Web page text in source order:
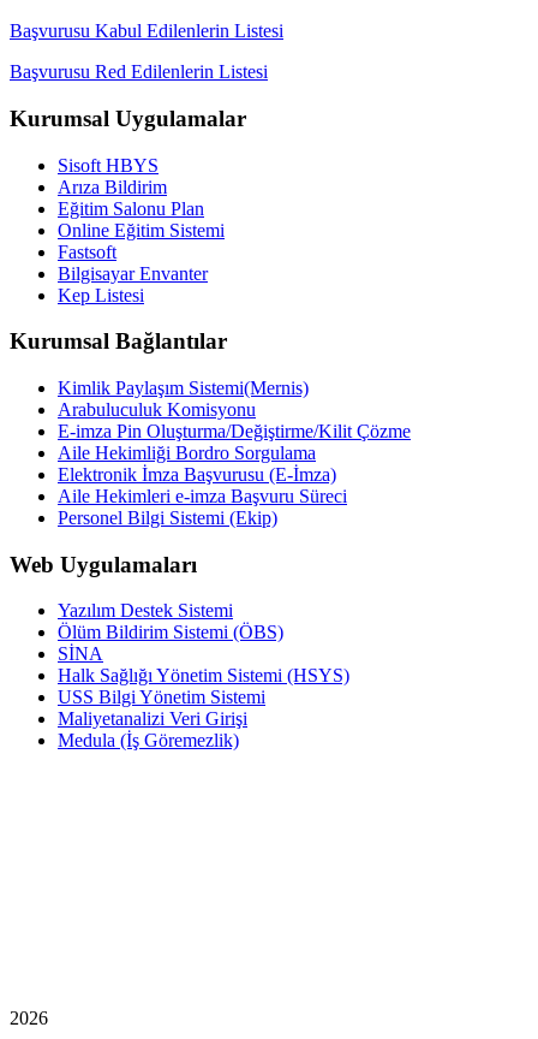
Başvurusu Kabul Edilenlerin Listesi
Başvurusu Red Edilenlerin Listesi
Kurumsal Uygulamalar
Sisoft HBYS
Arıza Bildirim
Eğitim Salonu Plan
Online Eğitim Sistemi
Fastsoft
Bilgisayar Envanter
Kep Listesi
Kurumsal Bağlantılar
Kimlik Paylaşım Sistemi(Mernis)
Arabuluculuk Komisyonu
E-imza Pin Oluşturma/Değiştirme/Kilit Çözme
Aile Hekimliği Bordro Sorgulama
Elektronik İmza Başvurusu (E-İmza)
Aile Hekimleri e-imza Başvuru Süreci
Personel Bilgi Sistemi (Ekip)
Web Uygulamaları
Yazılım Destek Sistemi
Ölüm Bildirim Sistemi (ÖBS)
SİNA
Halk Sağlığı Yönetim Sistemi (HSYS)
USS Bilgi Yönetim Sistemi
Maliyetanalizi Veri Girişi
Medula (İş Göremezlik)
2026